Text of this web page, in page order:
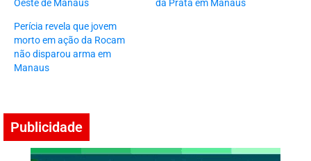
Oeste de Manaus
da Prata em Manaus
Perícia revela que jovem
morto em ação da Rocam
não disparou arma em
Manaus
Publicidade